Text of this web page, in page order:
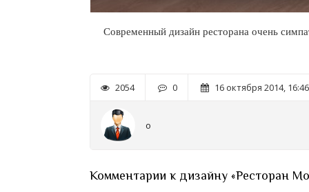
Современный дизайн ресторана очень
2054 0 16 октября 2014, 16:46
o
Комментарии к дизайну «Ресторан